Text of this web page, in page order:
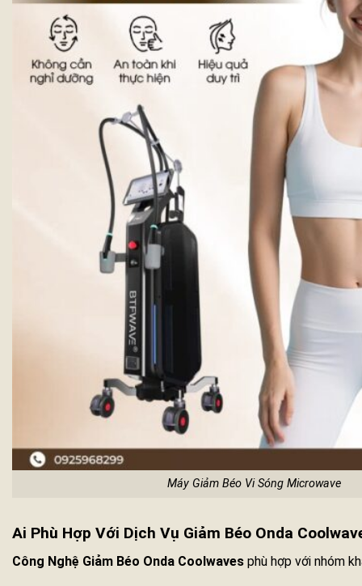
Máy Giảm Béo Vi Sóng Microwave
Ai Phù Hợp Với Dịch Vụ Giảm Béo Onda
Công Nghệ Giảm Béo Onda Coolwaves phù hợp với nhóm